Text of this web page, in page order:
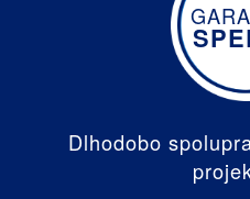
Dlhodobo